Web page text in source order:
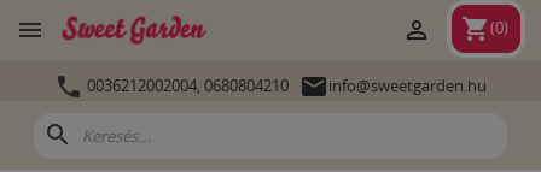
 shopping_cart(0)

 0036212002004, 0680804210 info@sweetgarden.hu
search